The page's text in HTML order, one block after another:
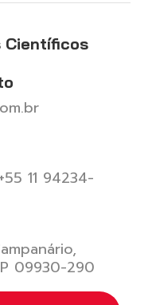
Científicos
+55 11 94234-
09930-290